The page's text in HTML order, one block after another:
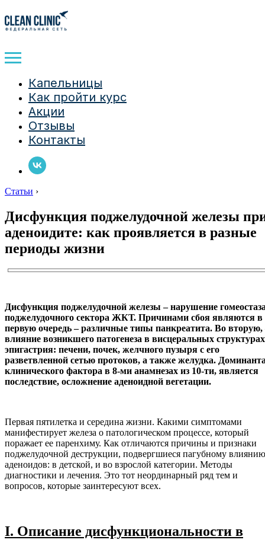
Капельницы
Как пройти курс
Акции
Отзывы
Контакты
Статьи ›
Дисфункция поджелудочной железы
аденоидите: как проявляется в разные
периоды жизни
Дисфункция поджелудочной железы – нарушение
поджелудочного сектора ЖКТ. Причинами сбоя являются в
первую очередь – различные типы панкреатита. Во вторую,
влияние возникшего патогенеза в висцеральных структурах
эпигастрия: печени, почек, желчного пузыря с его
разветвленной сетью протоков, а также желудка.
клинического фактора в 8-ми анамнезах из 10-ти, является
последствие, осложнение аденоидной вегетации.
Первая пятилетка и середина жизни. Какими симптомами
манифестирует железа о патологическом процессе, который
поражает ее паренхиму. Как отличаются причины и признаки
поджелудочной деструкции, подвергшиеся пагубному влиянию
аденоидов: в детской, и во взрослой категории. Методы
диагностики и лечения. Это тот неординарный ряд тем и
вопросов, которые заинтересуют всех.
I. Описание дисфункциональности в